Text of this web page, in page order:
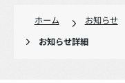
ホーム お知らせ
お知らせ詳細